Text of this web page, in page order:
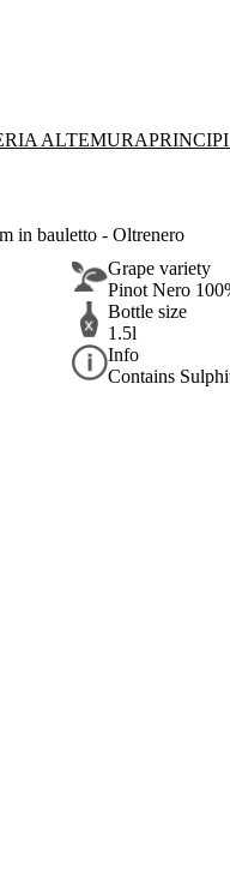
ALTEMURA
in bauletto - Oltrenero
Grape variety
Pinot Nero
Bottle size
1.5l
Info
Contains